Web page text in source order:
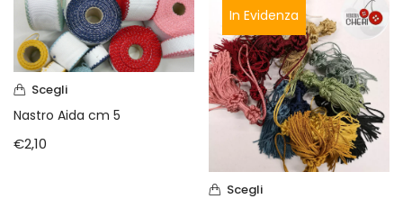
Scegli
Nastro Aida cm 5
€2,10
In Evidenza
Scegli